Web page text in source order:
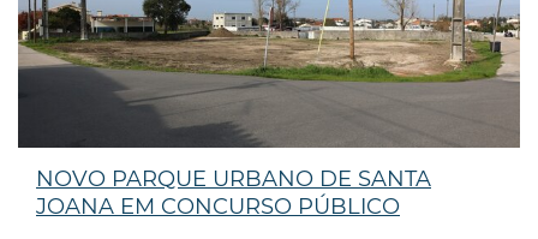
NOVO PARQUE URBANO DE SANTA
JOANA EM CONCURSO PÚBLICO